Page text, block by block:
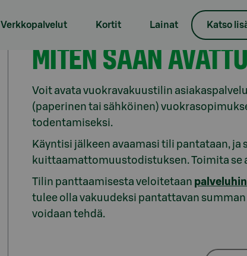
Verkkopalvelut Kortit Lainat Katso
MITEN SAAN
Voit avata vuokravakuustilin
(paperinen tai sähköinen)
todentamiseksi.
Käyntisi jälkeen avaamasi tili pantataan,
kuittaamattomuustodistuksen. Toimita
Tilin panttaamisesta veloitetaan
tulee olla vakuudeksi pantattavan
voidaan tehdä.